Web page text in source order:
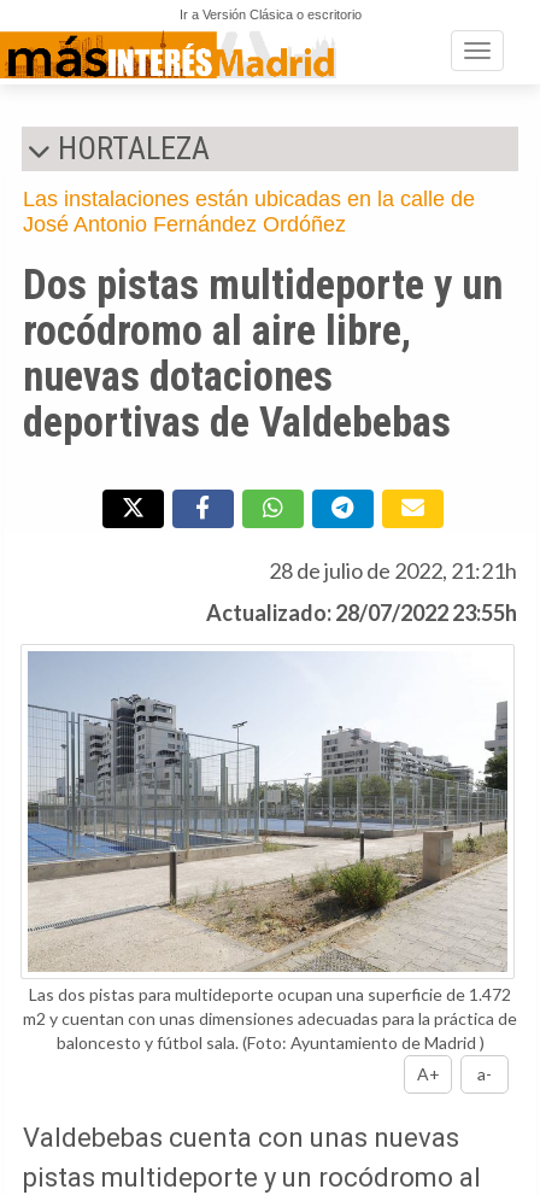
Ir a Versión Clásica o escritorio
Toggle
HORTALEZA
Las instalaciones están ubicadas en la calle de
José Antonio Fernández Ordóñez
Dos pistas multideporte y un
rocódromo al aire libre,
nuevas dotaciones
deportivas de Valdebebas
28 de julio de 2022, 21:21h
Actualizado: 28/07/2022 23:55h
Las dos pistas para multideporte ocupan una superficie de 1.472
m2 y cuentan con unas dimensiones adecuadas para la práctica de
baloncesto y fútbol sala.(Foto: Ayuntamiento de Madrid )
A+
a-
Valdebebas cuenta con unas nuevas
pistas multideporte y un rocódromo al